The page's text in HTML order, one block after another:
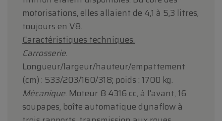
motorisations, elles allaient de 4,1 à 5,3 litres,
toujours en V8.
Caractéristiques techniques.
Carrosserie.
Longueur/largeur/hauteur/empattement
(cm) : 533/203/160/318; poids : 1700 kg.
Mécanique. Moteur 8 4316 cc, à l'avant, 16
soupapes, boîte automatique dynaflow à